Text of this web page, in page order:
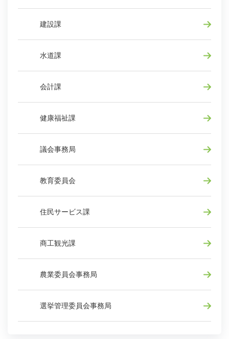
建設課
水道課
会計課
健康福祉課
議会事務局
教育委員会
住民サービス課
商工観光課
農業委員会事務局
選挙管理委員会事務局